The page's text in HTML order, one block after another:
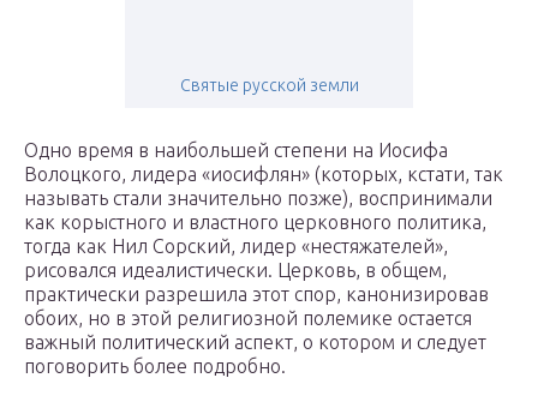
Святые русской земли
Одно время в наибольшей степени на Иосифа
Волоцкого, лидера «иосифлян» (которых, кстати, так
называть стали значительно позже), воспринимали
как корыстного и властного церковного политика,
тогда как Нил Сорский, лидер «нестяжателей»,
рисовался идеалистически. Церковь, в общем,
практически разрешила этот спор, канонизировав
обоих, но в этой религиозной полемике остается
важный политический аспект, о котором и следует
поговорить более подробно.